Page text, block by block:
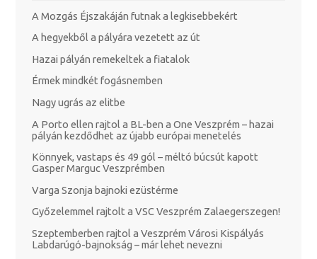
A Mozgás Éjszakáján futnak a legkisebbekért
A hegyekből a pályára vezetett az út
Hazai pályán remekeltek a fiatalok
Érmek mindkét fogásnemben
Nagy ugrás az elitbe
A Porto ellen rajtol a BL-ben a One Veszprém – hazai
pályán kezdődhet az újabb európai menetelés
Könnyek, vastaps és 49 gól – méltó búcsút kapott
Gasper Marguc Veszprémben
Varga Szonja bajnoki ezüstérme
Győzelemmel rajtolt a VSC Veszprém Zalaegerszegen!
Szeptemberben rajtol a Veszprém Városi Kispályás
Labdarúgó-bajnokság – már lehet nevezni